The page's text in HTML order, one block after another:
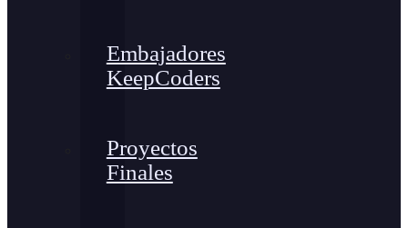
Embajadores
KeepCoders
Proyectos
Finales